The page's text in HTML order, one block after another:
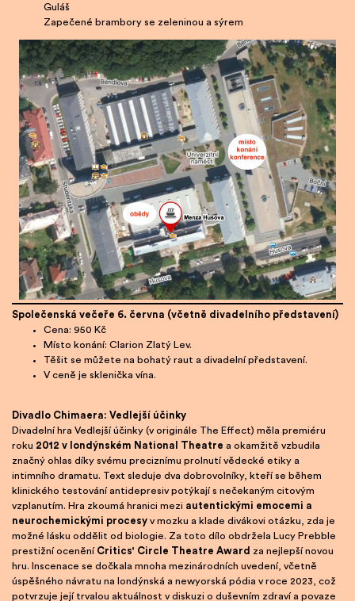
Guláš
Zapečené brambory se zeleninou a sýrem
Společenská večeře 6. června (včetně divadelního představení)
Cena: 950 Kč
Místo konání: Clarion Zlatý Lev.
Těšit se můžete na bohatý raut a divadelní představení.
V ceně je sklenička vína.
Divadlo Chimaera: Vedlejší účinky
Divadelní hra Vedlejší účinky (v originále The Effect) měla premiéru
roku 2012 v londýnském National Theatre a okamžitě vzbudila
značný ohlas díky svému preciznímu prolnutí vědecké etiky a
intimního dramatu. Text sleduje dva dobrovolníky, kteří se během
klinického testování antidepresiv potýkají s nečekaným citovým
vzplanutím. Hra zkoumá hranici mezi autentickými emocemi a
neurochemickými procesy v mozku a klade divákovi otázku, zda je
možné lásku oddělit od biologie. Za toto dílo obdržela Lucy Prebble
prestižní ocenění Critics' Circle Theatre Award za nejlepší novou
hru. Inscenace se dočkala mnoha mezinárodních uvedení, včetně
úspěšného návratu na londýnská a newyorská pódia v roce 2023, což
potvrzuje její trvalou aktuálnost v diskuzi o duševním zdraví a povaze